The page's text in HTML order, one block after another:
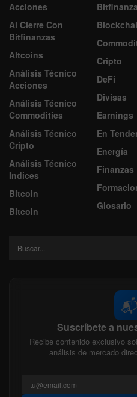
Acciones
Al Cierre Con
Bitfinanzas
Altcoins
Análisis Técnico
Acciones
Análisis Técnico
Commodities
Análisis Técnico
Cripto
Análisis Técnico
Indices
Bitcoin
Bitcoin
Cripto
DeFi
Divisas
Earnings
En
Energía
Finanzas
Glosario
📬
Suscríbete a
Recibe contenido exclusivo
análisis de mercado